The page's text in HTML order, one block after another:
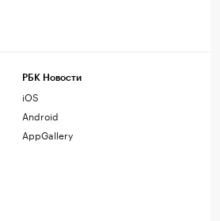
РБК Новости
iOS
Android
AppGallery